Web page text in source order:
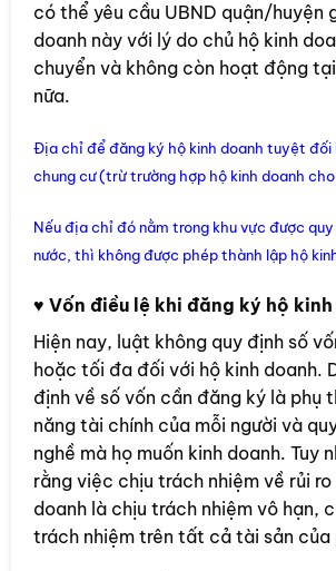
có thể yêu cầu UBND quận/huyện
doanh này với lý do chủ hộ kinh
chuyển và không còn hoạt động
nữa.
Địa chỉ để đăng ký hộ kinh doanh tuyệt đối
chung cư (trừ trường hợp hộ kinh doanh
Nếu địa chỉ đó nằm trong khu vực được
nước, thì không được phép thành lập hộ
♥ Vốn điều lệ khi đăng ký hộ
Hiện nay, luật không quy định số
hoặc tối đa đối với hộ kinh doanh.
định về số vốn cần đăng ký là phụ
năng tài chính của mỗi người và
nghề mà họ muốn kinh doanh. Tuy
rằng việc chịu trách nhiệm về rủi
doanh là chịu trách nhiệm vô hạn,
trách nhiệm trên tất cả tài sản của